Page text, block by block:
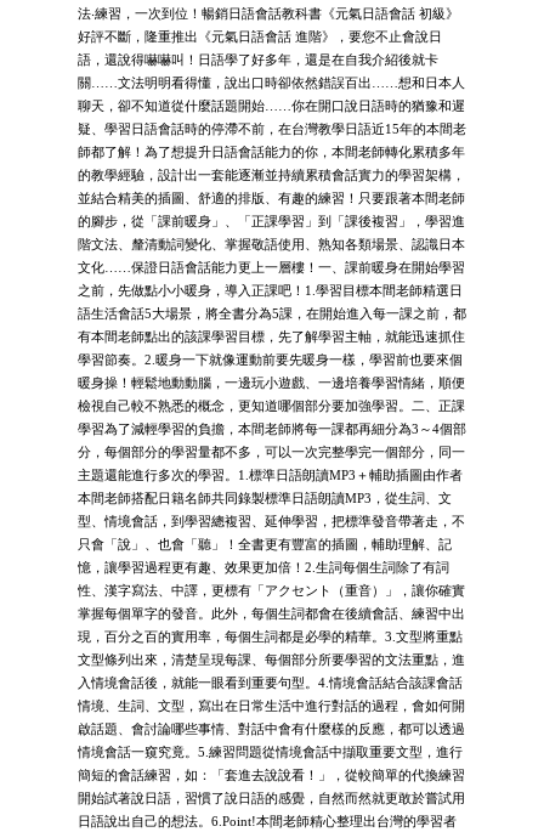
法‧練習，一次到位！暢銷日語會話教科書《元氣日語會話 初級》
好評不斷，隆重推出《元氣日語會話 進階》，要您不止會說日
語，還說得嚇嚇叫！日語學了好多年，還是在自我介紹後就卡
關……文法明明看得懂，說出口時卻依然錯誤百出……想和日本人
聊天，卻不知道從什麼話題開始……你在開口說日語時的猶豫和遲
疑、學習日語會話時的停滯不前，在台灣教學日語近15年的本間老
師都了解！為了想提升日語會話能力的你，本間老師轉化累積多年
的教學經驗，設計出一套能逐漸並持續累積會話實力的學習架構，
並結合精美的插圖、舒適的排版、有趣的練習！只要跟著本間老師
的腳步，從「課前暖身」、「正課學習」到「課後複習」，學習進
階文法、釐清動詞變化、掌握敬語使用、熟知各類場景、認識日本
文化……保證日語會話能力更上一層樓！一、課前暖身在開始學習
之前，先做點小小暖身，導入正課吧！1.學習目標本間老師精選日
語生活會話5大場景，將全書分為5課，在開始進入每一課之前，都
有本間老師點出的該課學習目標，先了解學習主軸，就能迅速抓住
學習節奏。2.暖身一下就像運動前要先暖身一樣，學習前也要來個
暖身操！輕鬆地動動腦，一邊玩小遊戲、一邊培養學習情緒，順便
檢視自己較不熟悉的概念，更知道哪個部分要加強學習。二、正課
學習為了減輕學習的負擔，本間老師將每一課都再細分為3～4個部
分，每個部分的學習量都不多，可以一次完整學完一個部分，同一
主題還能進行多次的學習。1.標準日語朗讀MP3＋輔助插圖由作者
本間老師搭配日籍名師共同錄製標準日語朗讀MP3，從生詞、文
型、情境會話，到學習總複習、延伸學習，把標準發音帶著走，不
只會「說」、也會「聽」！全書更有豐富的插圖，輔助理解、記
憶，讓學習過程更有趣、效果更加倍！2.生詞每個生詞除了有詞
性、漢字寫法、中譯，更標有「アクセント（重音）」，讓你確實
掌握每個單字的發音。此外，每個生詞都會在後續會話、練習中出
現，百分之百的實用率，每個生詞都是必學的精華。3.文型將重點
文型條列出來，清楚呈現每課、每個部分所要學習的文法重點，進
入情境會話後，就能一眼看到重要句型。4.情境會話結合該課會話
情境、生詞、文型，寫出在日常生活中進行對話的過程，會如何開
啟話題、會討論哪些事情、對話中會有什麼樣的反應，都可以透過
情境會話一窺究竟。5.練習問題從情境會話中擷取重要文型，進行
簡短的會話練習，如：「套進去說說看！」，從較簡單的代換練習
開始試著說日語，習慣了說日語的感覺，自然而然就更敢於嘗試用
日語說出自己的想法。6.Point!本間老師精心整理出台灣的學習者